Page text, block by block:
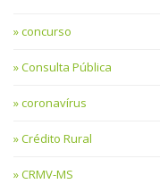
concurso
Consulta Pública
coronavírus
Crédito Rural
CRMV-MS